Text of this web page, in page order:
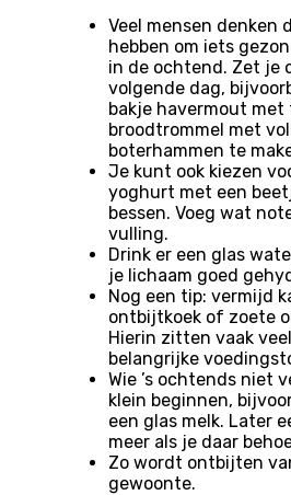
Veel mensen denken
hebben om iets
in de ochtend. Zet je
volgende dag,
bakje havermout
broodtrommel met
boterhammen te
Je kunt ook kiezen
yoghurt met een
bessen. Voeg wat
vulling.
Drink er een glas
je lichaam goed
Nog een tip: vermijd
ontbijtkoek of zoete
Hierin zitten vaak
belangrijke
Wie ’s ochtends niet
klein beginnen,
een glas melk. Later
meer als je daar
Zo wordt ontbijten
gewoonte.